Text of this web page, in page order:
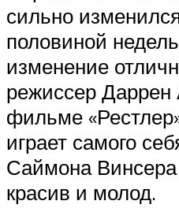
сильно
половиной
изменение
режиссер
фильме
играет самого
Саймона
красив и молод.